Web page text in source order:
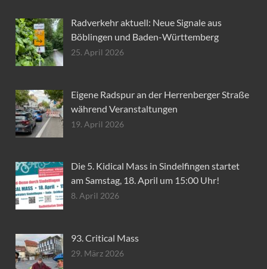
Radverkehr aktuell: Neue Signale aus
Böblingen und Baden-Württemberg
25. April 2026
Eigene Radspur an der Herrenberger Straße
während Veranstaltungen
19. April 2026
Die 5. Kidical Mass in Sindelfingen startet
am Samstag, 18. April um 15:00 Uhr!
8. April 2026
93. Critical Mass
29. März 2026